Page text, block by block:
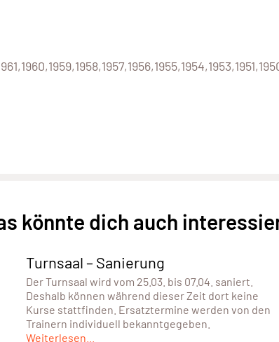
könnte dich auch
Turnsaal – Sanierung
Der Turnsaal wird vom 25.03. bis 07.04. saniert.
Deshalb können während dieser Zeit dort keine
Kurse stattfinden. Ersatztermine werden von den
Trainern individuell bekanntgegeben.
Weiterlesen...